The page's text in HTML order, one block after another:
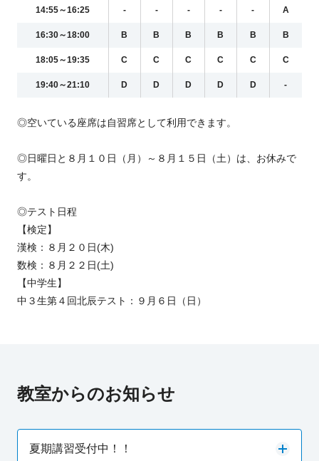
14:55～16:25 - - - - - A
16:30～18:00 B B B B B B
18:05～19:35 C C C C C C
19:40～21:10 D D D D D -
◎空いている座席は自習席として利用できます。
◎日曜日と８月１０日（月）～８月１５日（土）は、お休みで
す。
◎テスト日程
【検定】
漢検：８月２０日(木)
数検：８月２２日(土)
【中学生】
中３生第４回北辰テスト：９月６日（日）
教室からのお知らせ
夏期講習受付中！！